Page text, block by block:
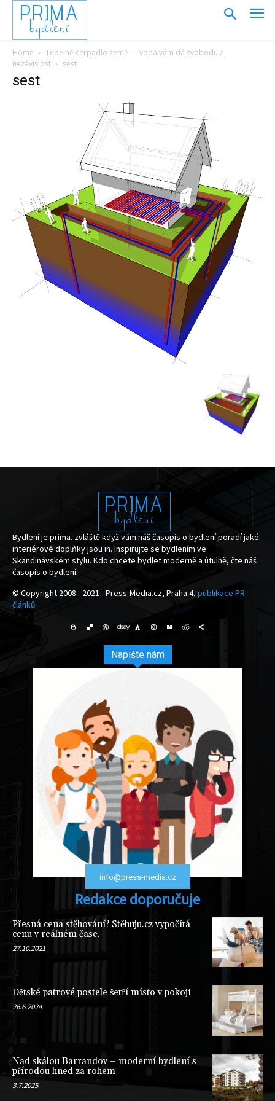
PRIMA
bydlení
Home
Tepelné čerpadlo země — voda vám dá svobodu a
nezávislost
sest
sest
PRIMA
bydlení
Bydlení je prima. zvláště když vám náš časopis o bydlení poradí jaké
interiérové doplňky jsou in. Inspirujte se bydlením ve
Skandinávském stylu. Kdo chcete bydlet moderně a útulně, čte náš
časopis o bydlení.
© Copyright 2008 - 2021 - Press-Media.cz, Praha 4, publikace PR
článků
Napište nám
info@press-media.cz
Redakce doporučuje
Přesná cena stěhování? Stěhuju.cz vypočítá
cenu v reálném čase.
27.10.2021
Dětské patrové postele šetří místo v pokoji
26.6.2024
Nad skálou Barrandov – moderní bydlení s
přírodou hned za rohem
3.7.2025